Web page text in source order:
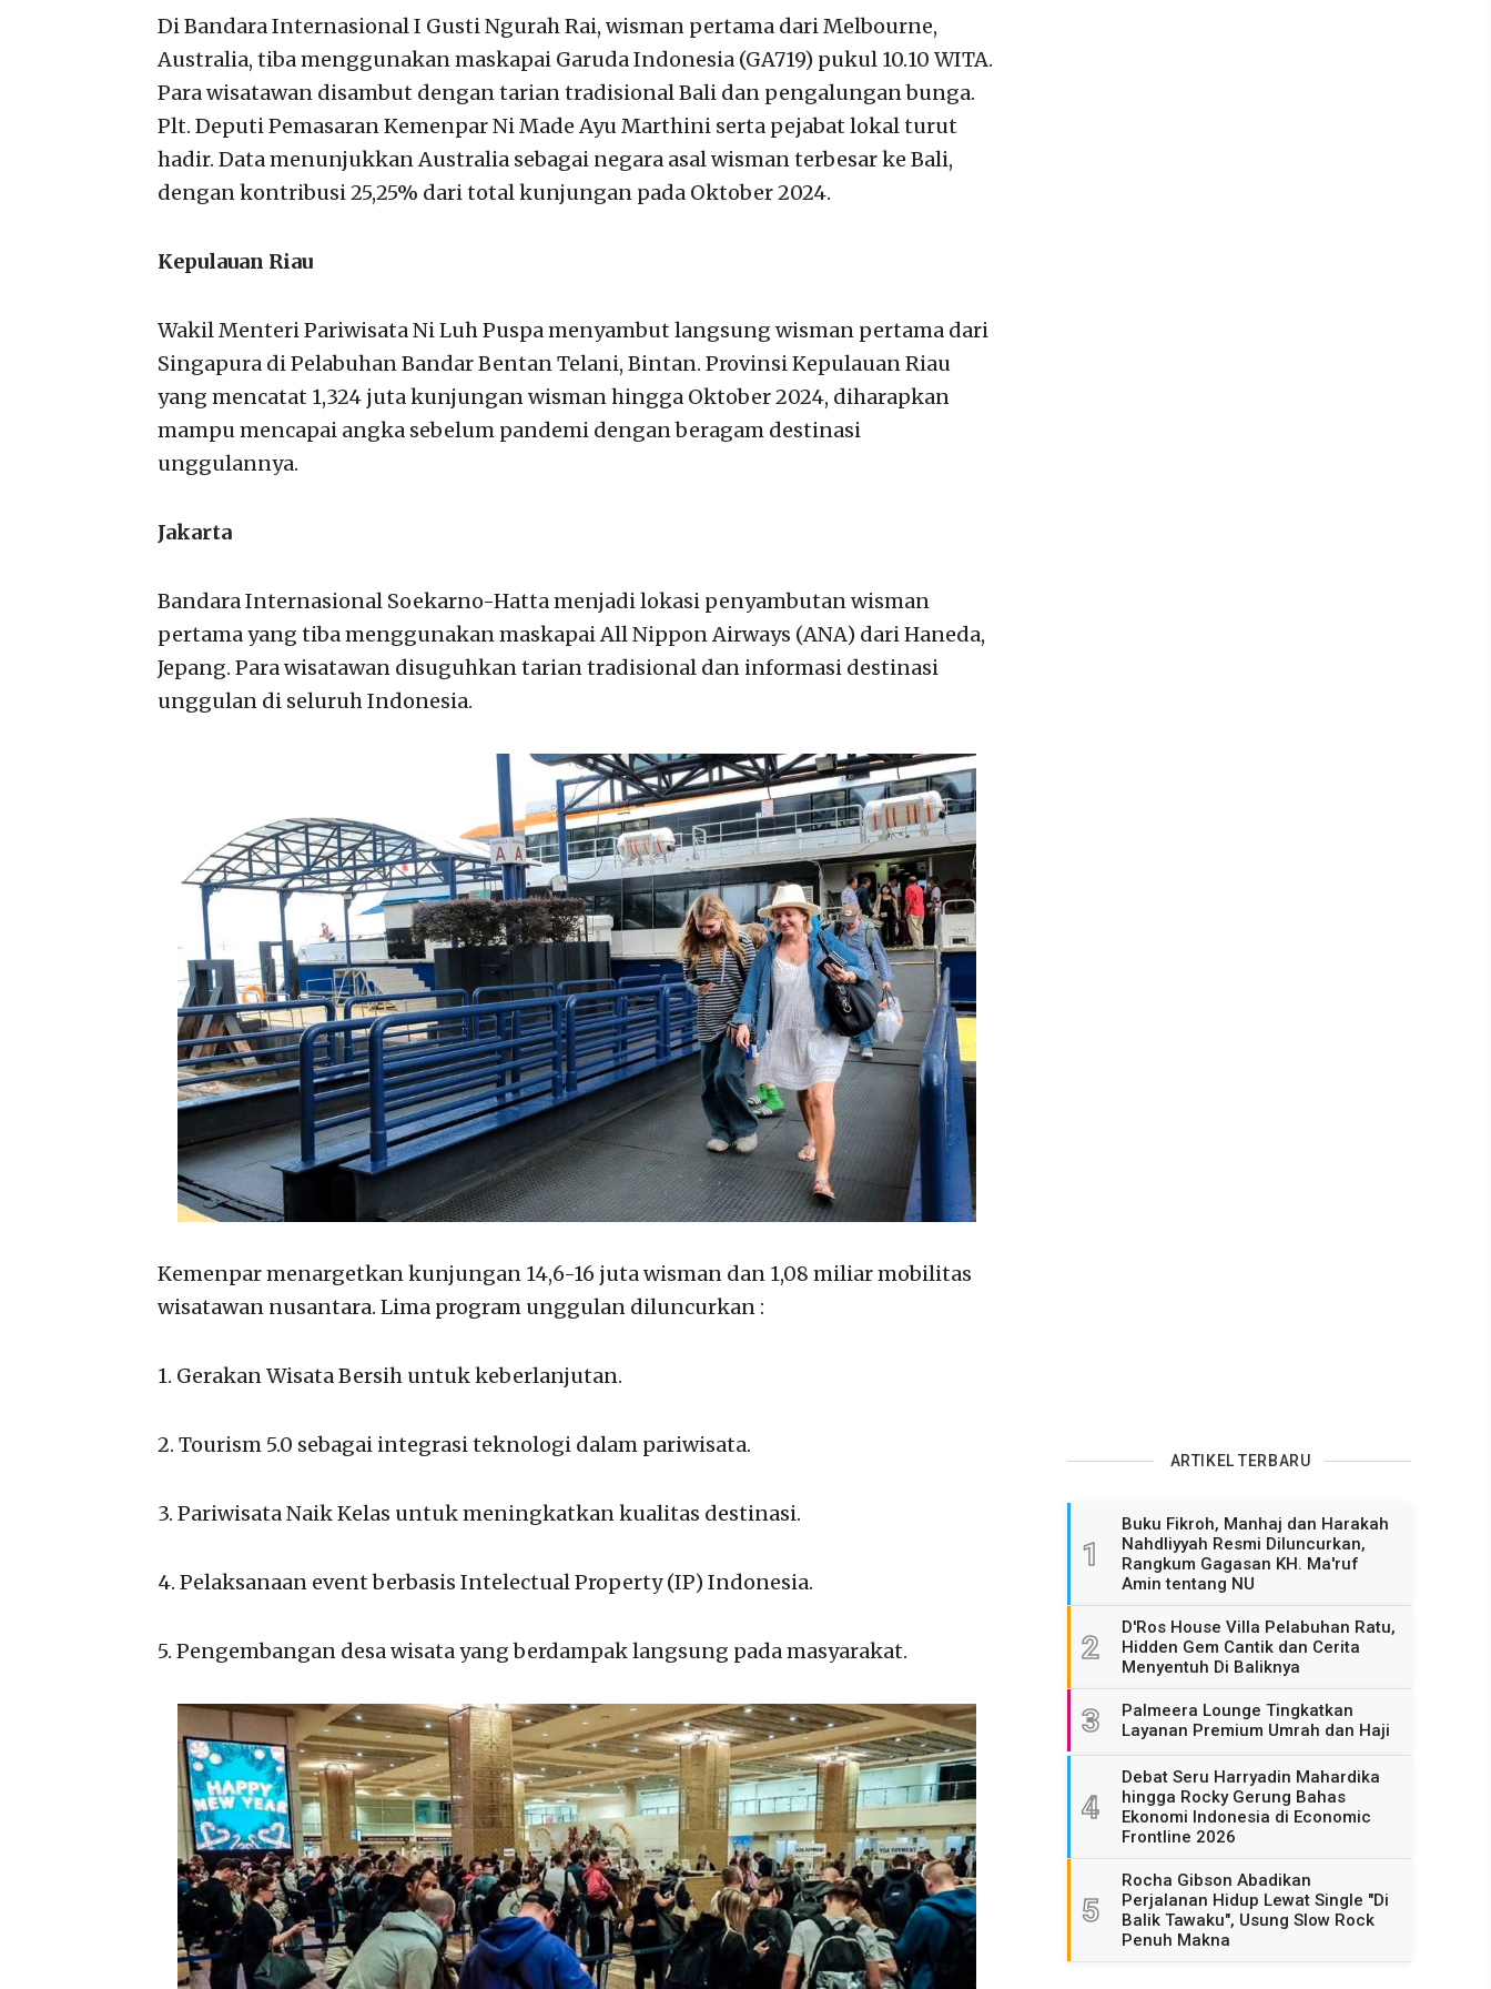
Di Bandara Internasional I Gusti Ngurah Rai, wisman pertama dari Melbourne,
Australia, tiba menggunakan maskapai Garuda Indonesia (GA719) pukul 10.10 WITA.
Para wisatawan disambut dengan tarian tradisional Bali dan pengalungan bunga.
Plt. Deputi Pemasaran Kemenpar Ni Made Ayu Marthini serta pejabat lokal turut
hadir. Data menunjukkan Australia sebagai negara asal wisman terbesar ke Bali,
dengan kontribusi 25,25% dari total kunjungan pada Oktober 2024.
Kepulauan Riau
Wakil Menteri Pariwisata Ni Luh Puspa menyambut langsung wisman pertama dari
Singapura di Pelabuhan Bandar Bentan Telani, Bintan. Provinsi Kepulauan Riau
yang mencatat 1,324 juta kunjungan wisman hingga Oktober 2024, diharapkan
mampu mencapai angka sebelum pandemi dengan beragam destinasi
unggulannya.
Jakarta
Bandara Internasional Soekarno-Hatta menjadi lokasi penyambutan wisman
pertama yang tiba menggunakan maskapai All Nippon Airways (ANA) dari Haneda,
Jepang. Para wisatawan disuguhkan tarian tradisional dan informasi destinasi
unggulan di seluruh Indonesia.
Kemenpar menargetkan kunjungan 14,6-16 juta wisman dan 1,08 miliar mobilitas
wisatawan nusantara. Lima program unggulan diluncurkan :
1. Gerakan Wisata Bersih untuk keberlanjutan.
2. Tourism 5.0 sebagai integrasi teknologi dalam pariwisata.
3. Pariwisata Naik Kelas untuk meningkatkan kualitas destinasi.
4. Pelaksanaan event berbasis Intelectual Property (IP) Indonesia.
5. Pengembangan desa wisata yang berdampak langsung pada masyarakat.
ARTIKEL TERBARU
1
Buku Fikroh, Manhaj dan Harakah
Nahdliyyah Resmi Diluncurkan,
Rangkum Gagasan KH. Ma'ruf
Amin tentang NU
2
D'Ros House Villa Pelabuhan Ratu,
Hidden Gem Cantik dan Cerita
Menyentuh Di Baliknya
3
Palmeera Lounge Tingkatkan
Layanan Premium Umrah dan Haji
4
Debat Seru Harryadin Mahardika
hingga Rocky Gerung Bahas
Ekonomi Indonesia di Economic
Frontline 2026
5
Rocha Gibson Abadikan
Perjalanan Hidup Lewat Single "Di
Balik Tawaku", Usung Slow Rock
Penuh Makna